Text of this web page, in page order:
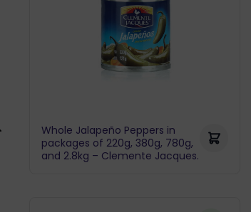
Whole Jalapeño Peppers in
packages of 220g, 380g, 780g,
and 2.8kg – Clemente Jacques.